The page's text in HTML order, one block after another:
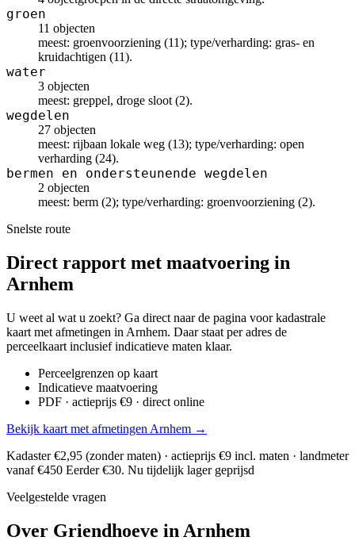
groen
11 objecten
meest: groenvoorziening (11); type/verharding: gras- en
kruidachtigen (11).
water
3 objecten
meest: greppel, droge sloot (2).
wegdelen
27 objecten
meest: rijbaan lokale weg (13); type/verharding: open
verharding (24).
bermen en ondersteunende wegdelen
2 objecten
meest: berm (2); type/verharding: groenvoorziening (2).
Snelste route
Direct rapport met maatvoering in
Arnhem
U weet al wat u zoekt? Ga direct naar de pagina voor kadastrale
kaart met afmetingen in Arnhem. Daar staat per adres de
perceelkaart inclusief indicatieve maten klaar.
Perceelgrenzen op kaart
Indicatieve maatvoering
PDF · actieprijs €9 · direct online
Bekijk kaart met afmetingen Arnhem →
Kadaster €2,95 (zonder maten) · actieprijs €9 incl. maten · landmeter
vanaf €450 Eerder €30. Nu tijdelijk lager geprijsd
Veelgestelde vragen
Over Griendhoeve in Arnhem